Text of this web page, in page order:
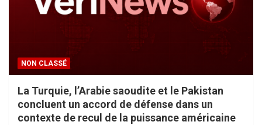
NON CLASSÉ
La Turquie, l’Arabie saoudite et le Pakistan
concluent un accord de défense dans un
contexte de recul de la puissance américaine